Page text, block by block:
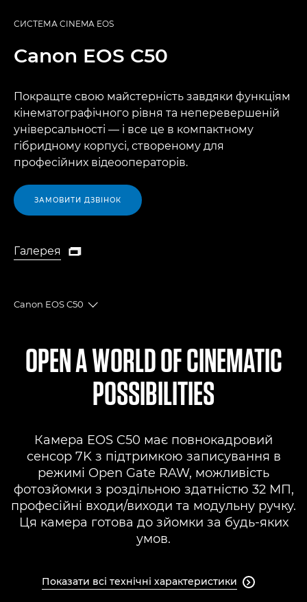
СИСТЕМА CINEMA EOS
Canon EOS C50
Покращте свою майстерність завдяки функціям
кінематографічного рівня та неперевершеній
універсальності — і все це в компактному
гібридному корпусі, створеному для
професійних відеооператорів.
ЗАМОВИТИ ДЗВІНОК
Галерея
Галерея

Canon EOS C50
Toggle breadcrumbs
Технічні характеристики
OPEN A WORLD OF CINEMATIC
POSSIBILITIES
Камера EOS C50 має повнокадровий
сенсор 7K з підтримкою записування в
режимі Open Gate RAW, можливість
фотозйомки з роздільною здатністю 32 МП,
професійні входи/виходи та модульну ручку.
Ця камера готова до зйомки за будь-яких
умов.
Показати всі технічні характеристики 